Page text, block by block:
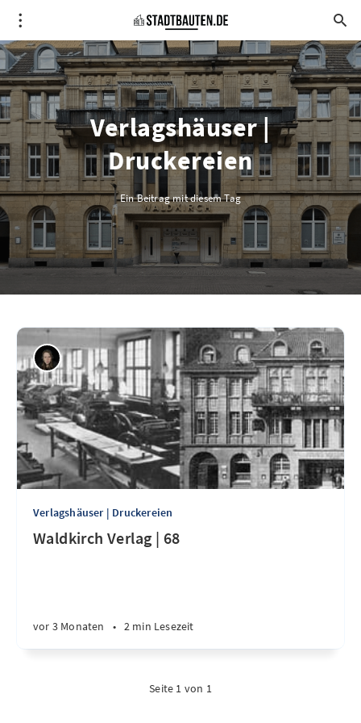
Verlagshäuser |
Druckereien
Ein Beitrag mit diesem Tag
Verlagshäuser | Druckereien
Waldkirch Verlag | 68
vor 3 Monaten • 2 min Lesezeit
Seite 1 von 1